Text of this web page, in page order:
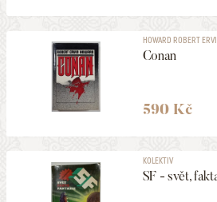
HOWARD ROBERT
Conan
590 Kč
KOLEKTIV
SF - svět,